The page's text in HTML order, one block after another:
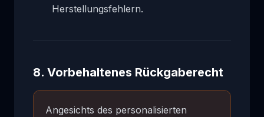
Herstellungsfehlern.
8. Vorbehaltenes Rückgaberecht
Angesichts des personalisierten